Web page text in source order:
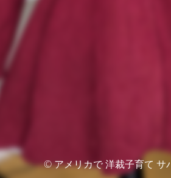
© アメリカで 洋裁子育て サ